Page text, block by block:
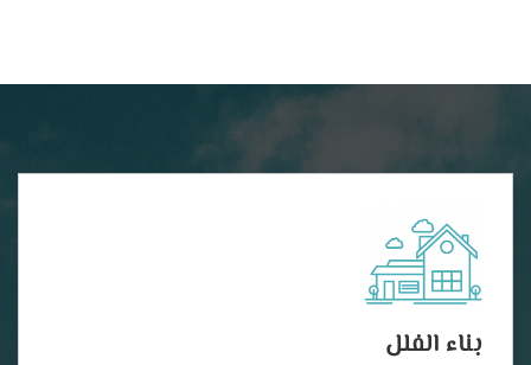
بناء الفلل